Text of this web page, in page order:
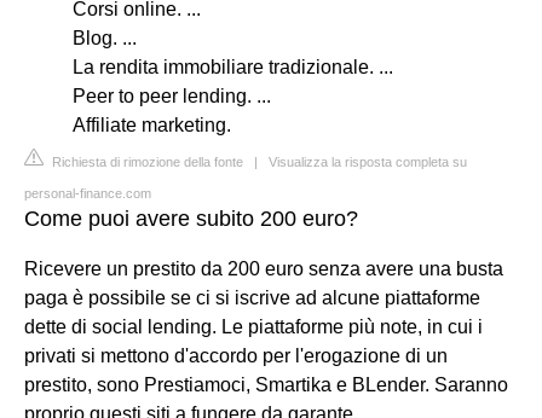
Corsi online. ...
Blog. ...
La rendita immobiliare tradizionale. ...
Peer to peer lending. ...
Affiliate marketing.
Richiesta di rimozione della fonte | Visualizza la risposta completa su
personal-finance.com
Come puoi avere subito 200 euro?
Ricevere un prestito da 200 euro senza avere una busta
paga è possibile se ci si iscrive ad alcune piattaforme
dette di social lending. Le piattaforme più note, in cui i
privati si mettono d'accordo per l'erogazione di un
prestito, sono Prestiamoci, Smartika e BLender. Saranno
proprio questi siti a fungere da garante.